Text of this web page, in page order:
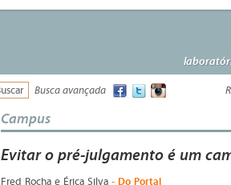
Busca avançada
Campus
Evitar o pré-julgamento é um
Fred Rocha e Érica Silva - Do Portal